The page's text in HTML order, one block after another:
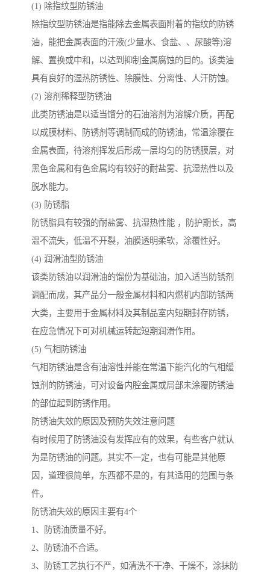
(1) 除指纹型防锈油
除指纹型防锈油是指能除去金属表面附着的指纹的防锈
油，能把金属表面的汗液(少量水、食盐、、尿酸等)溶
解、置换或中和，以达到抑制金属腐蚀的目的。该类油
具有良好的湿热防锈性、除膜性、分离性、人汗防蚀。
(2) 溶剂稀释型防锈油
此类防锈油是以适当馏分的石油溶剂为溶解介质，再配
以成膜材料、防锈剂等调制而成的防锈油，常温涂覆在
金属表面，待溶剂挥发后形成一层均匀的防锈膜层，对
黑色金属和有色金属均有较好的耐盐雾、抗湿热性以及
脱水能力。
(3) 防锈脂
防锈脂具有较强的耐盐雾、抗湿热性能 ，防护期长，高
温不流失，低温不开裂，油膜透明柔软，涂覆性好。
(4) 润滑油型防锈油
该类防锈油以润滑油的馏份为基础油，加入适当防锈剂
调配而成，其产品分一般金属材料和内燃机内部防锈两
大类，主要用于金属材料及其制品室内短期封存防锈，
在应急情况下可对机械运转起短期润滑作用。
(5) 气相防锈油
气相防锈油是含有油溶性并能在常温下能汽化的气相缓
蚀剂的防锈油，可对设备内腔金属或局部未涂覆防锈油
的部位起到防锈作用。
防锈油失效的原因及预防失效注意问题
有时候用了防锈油没有发挥应有的效果，有些客户就认
为是防锈油的问题。其实不一定，也有可能是其他原
因，道理很简单，东西都不是的，有其适用的范围与条
件。
防锈油失效的原因主要有4个
1、防锈油质量不好。
2、防锈油不合适。
3、防锈工艺执行不严，如清洗不干净、干燥不，涂抹防